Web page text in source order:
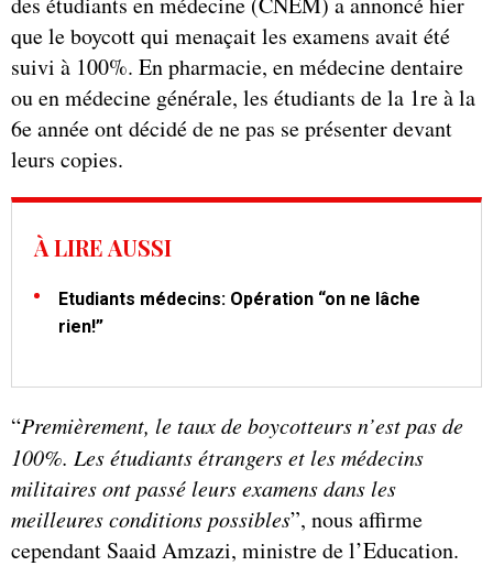
que le boycott qui menaçait les examens avait été
suivi à 100%. En pharmacie, en médecine dentaire
ou en médecine générale, les étudiants de la 1re à la
6e année ont décidé de ne pas se présenter devant
leurs copies.
À LIRE AUSSI
Etudiants médecins: Opération “on ne lâche
rien!”
“Premièrement, le taux de boycotteurs n’est pas de
100%. Les étudiants étrangers et les médecins
militaires ont passé leurs examens dans les
meilleures conditions possibles”, nous affirme
cependant Saaid Amzazi, ministre de l’Education.